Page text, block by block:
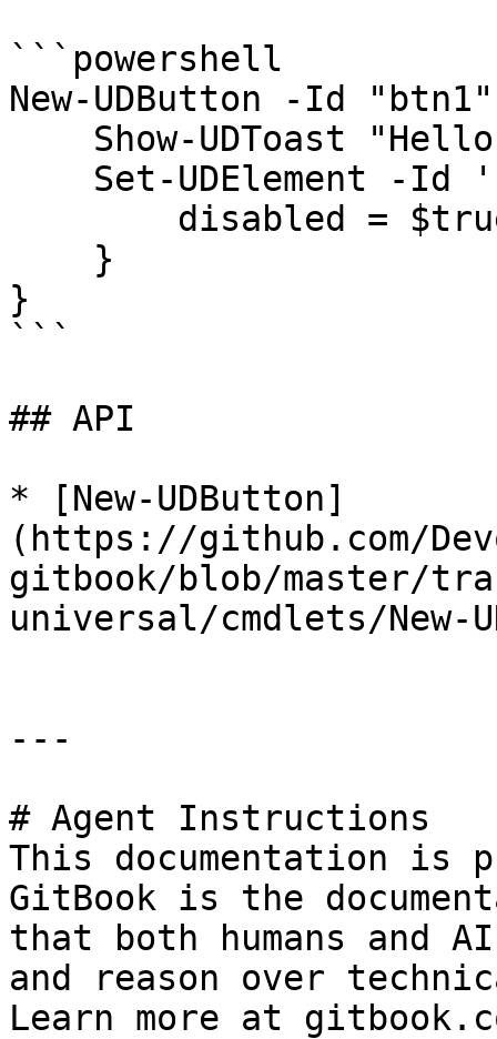
```powershell
New-UDButton -Id
}
```
## API
* [New-UDButton]
(https://github.com/
gitbook/blob/master/
universal/cmdlets/New-
---
# Agent Instructions
This documentation is
GitBook is the
that both humans and
and reason over
Learn more at